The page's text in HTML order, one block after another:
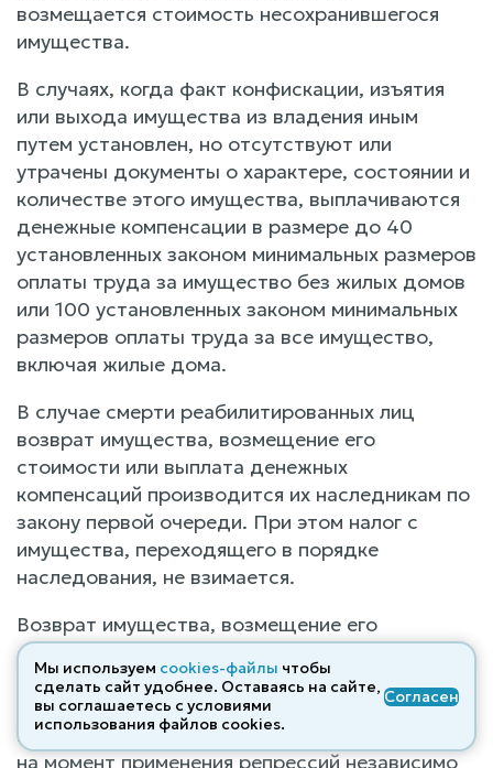
возмещается стоимость несохранившегося
имущества.
В случаях, когда факт конфискации, изъятия
или выхода имущества из владения иным
путем установлен, но отсутствуют или
утрачены документы о характере, состоянии и
количестве этого имущества, выплачиваются
денежные компенсации в размере до 40
установленных законом минимальных размеров
оплаты труда за имущество без жилых домов
или 100 установленных законом минимальных
размеров оплаты труда за все имущество,
включая жилые дома.
В случае смерти реабилитированных лиц
возврат имущества, возмещение его
стоимости или выплата денежных
компенсаций производится их наследникам по
закону первой очереди. При этом налог с
имущества, переходящего в порядке
наследования, не взимается.
Возврат имущества, возмещение его
стоимости или выплата денежных
компенсаций производится
реабилитированным лицам по месту
нахождения или реализации этого имущества
на момент применения репрессий независимо
Мы используем cookies-файлы чтобы
сделать сайт удобнее. Оставаясь на сайте,
вы соглашаетесь с условиями
использования файлов cооkies.
Согласен